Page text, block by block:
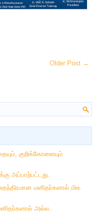
Older Post →
குறிக்கோளையும்
அப்பாற்பட்டது.
மனிதர்களால் மிக
அல்ல.